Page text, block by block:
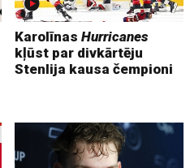
KarolīnasHurricanes
kļūst par divkārtēju
Stenlija kausa čempioni